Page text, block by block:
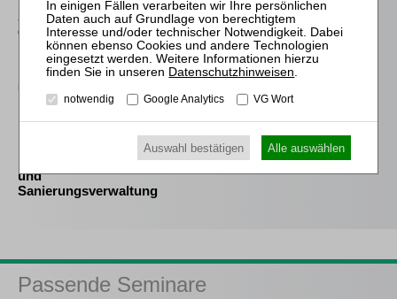
Steuerliche Aspekte der
GmbH-Sanierung
Holzapfel / Pöllath / Engelhardt / Fischer (Hrsg.)
Recht und Praxis
Best Practice Insolvenz-
und
Sanierungsverwaltung
Passende Seminare
Datenschutzhinweisen
notwendig Google Analytics VG Wort
Auswahl bestätigen Alle auswählen